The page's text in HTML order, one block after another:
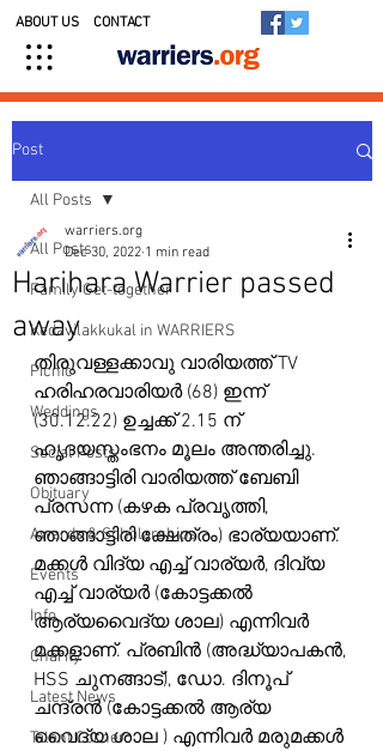
ABOUT US CONTACT
Post
All Posts
Family Get-together
Kedavilakkukal in WARRIERS
Picnic
Weddings
Social Posts
Obituary
Awards & Scholarships
Events
Info
Charity
Latest News
Talent Corner
All Posts
Harihara Warrier passed
away
warriers.org
Dec 30, 2022 1 min read
തിരുവള്ളക്കാവു വാരിയത്ത് TV
ഹരിഹരവാരിയർ (68) ഇന്ന്
(30.12.22) ഉച്ചക്ക് 2.15 ന്
ഹൃദയസ്തംഭനം മൂലം അന്തരിച്ചു.
ഞാങ്ങാട്ടിരി വാരിയത്ത് ബേബി
പ്രസന്ന (കഴക പ്രവൃത്തി,
ഞാങ്ങാട്ടിരി ക്ഷേത്രം) ഭാര്യയാണ്.
മക്കൾ വിദ്യ എച്ച് വാര്യർ, ദിവ്യ
എച്ച് വാര്യർ (കോട്ടക്കൽ
ആര്യവൈദ്യ ശാല) എന്നിവർ
മക്കളാണ്. പ്രബിൻ (അദ്ധ്യാപകൻ,
HSS ചുനങ്ങാട്), ഡോ. ദിനൂപ്
ചന്ദ്രൻ (കോട്ടക്കൽ ആര്യ
വൈദ്യ ശാല ) എന്നിവർ മരുമക്കൾ